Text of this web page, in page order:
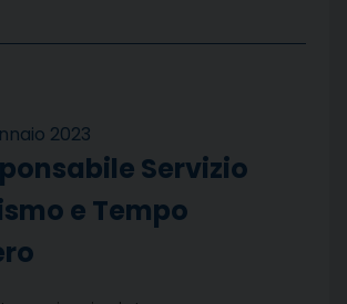
2023
Servizio
e Tempo